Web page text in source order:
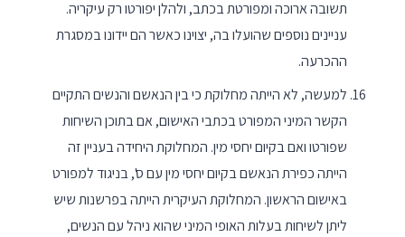
תשובה ארוכה ומפורטת בכתב, ולהלן יפורטו רק עיקריה.
עניינים נוספים שהועלו בה, יצוינו כאשר הם יידונו במסגרת
ההכרעה.
למעשה, לא הייתה מחלוקת כי בין הנאשם והנשים התקיים
הקשר המיני המפורט בכתבי האישום, אם בתוכן השיחות
שפורטו ואם בקיום יחסי מין. המחלוקת היחידה בעניין זה
הייתה כפירת הנאשם בקיום יחסי מין עם ס', בניגוד למפורט
באישום הראשון. המחלוקת העיקרית הייתה בפרשנות שיש
ליתן לשיחות בעלות האופי המיני שהוא ניהל עם הנשים,